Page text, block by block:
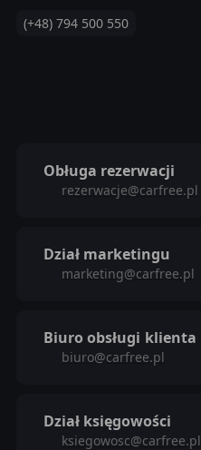
(+48) 794 500 550
Obługa rezerwacji
rezerwacje@carfree.pl
Dział marketingu
marketing@carfree.pl
Biuro obsługi klienta
biuro@carfree.pl
Dział księgowości
ksiegowosc@carfree.pl